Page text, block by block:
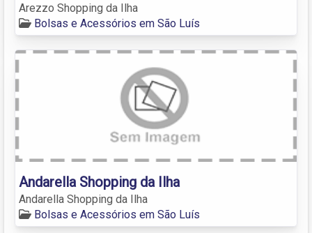
Arezzo Shopping da Ilha
Bolsas e Acessórios em São Luís
Andarella Shopping da Ilha
Andarella Shopping da Ilha
Bolsas e Acessórios em São Luís